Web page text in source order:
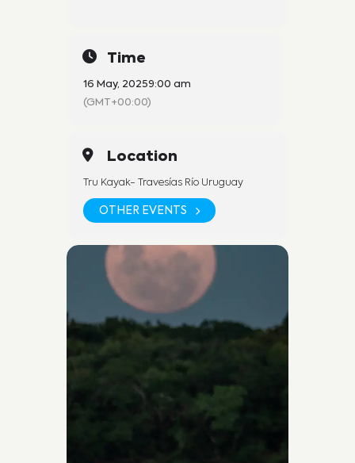
Time
16 May, 20259:00 am
(GMT+00:00)
Location
Tru Kayak- Travesías Río Uruguay
OTHER EVENTS